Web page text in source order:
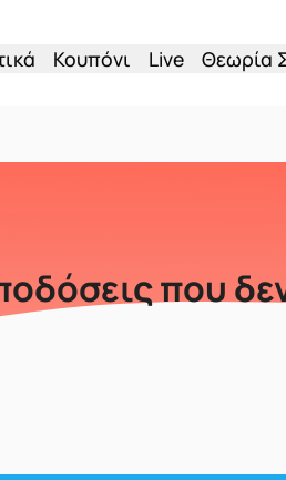
Κουπόνι Live Θεωρία
που